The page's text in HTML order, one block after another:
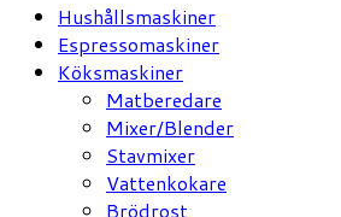
Hushållsmaskiner
Espressomaskiner
Köksmaskiner
Matberedare
Mixer/Blender
Stavmixer
Vattenkokare
Brödrost